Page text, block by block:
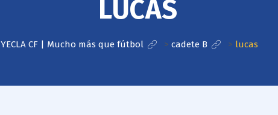
LUCAS
YECLA CF | Mucho más que fútbol > cadete B > lucas